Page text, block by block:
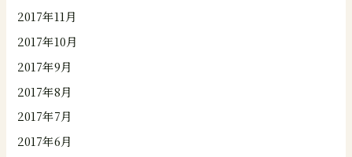
2017年11月
2017年10月
2017年9月
2017年8月
2017年7月
2017年6月